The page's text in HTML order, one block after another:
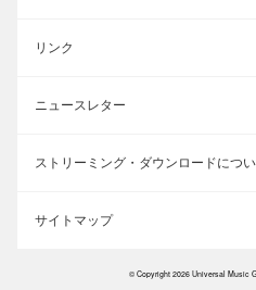
リンク
ニュースレター
ストリーミング・ダウンロードにつ
サイトマップ
© Copyright 2026 Universal Music